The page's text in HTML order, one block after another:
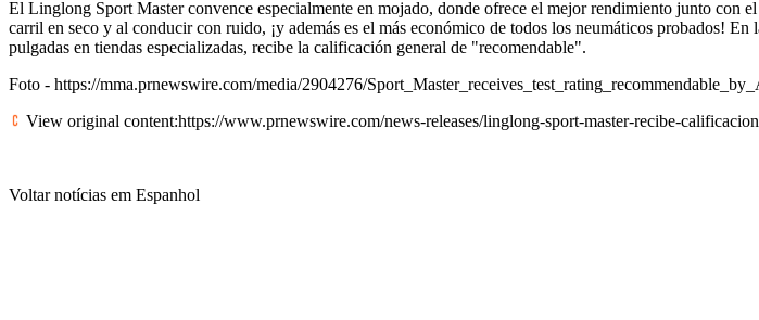
El Linglong Sport Master convence especialmente en mojado, donde ofrece el mejor rendimiento junto con
carril en seco y al conducir con ruido, ¡y además es el más económico de todos los neumáticos probados!
pulgadas en tiendas especializadas, recibe la calificación general de "recomendable".
Foto - https://mma.prnewswire.com/media/2904276/
View original content:https://www.prnewswire.com/news-releases/linglong-sport-master-recibe-
Voltar notícias em Espanhol